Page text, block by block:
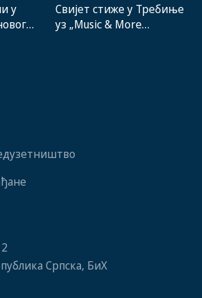
у
Свијет стиже у Требиње
уз „Music & More
Српска, БиХ